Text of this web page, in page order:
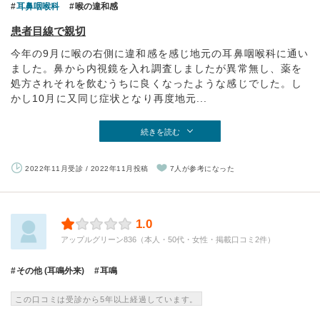
耳鼻咽喉科 喉の違和感
患者目線で親切
今年の9月に喉の右側に違和感を感じ地元の耳鼻咽喉科に通い
ました。鼻から内視鏡を入れ調査しましたが異常無し、薬を
処方されそれを飲むうちに良くなったような感じでした。し
かし10月に又同じ症状となり再度地元...
続きを読む
2022年11月受診 / 2022年11月投稿 7人が参考になった
1.0
アップルグリーン836（本人・50代・女性・掲載口コミ2件）
その他 (耳鳴外来) 耳鳴
この口コミは受診から5年以上経過しています。